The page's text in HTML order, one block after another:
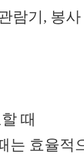
람기, 봉
때
는 효율적